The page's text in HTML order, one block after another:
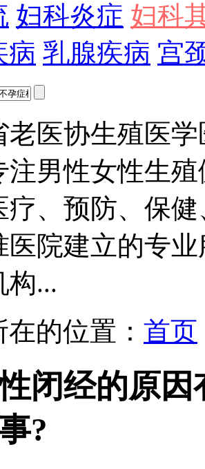
妇科炎症 妇科
病 乳腺疾病 宫
老医协生殖医
注男性女性生
疗、预防、保
医院建立的专
构...
的位置： 首页
闭经的原
?